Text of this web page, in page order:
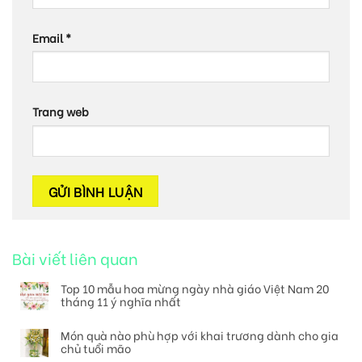
Email*
Trang web
Bài viết liên quan
Top 10 mẫu hoa mừng ngày nhà giáo Việt Nam 20
tháng 11 ý nghĩa nhất
Món quà nào phù hợp với khai trương dành cho gia
chủ tuổi mão